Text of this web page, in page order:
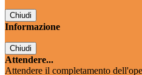
Chiudi
Informazione
Chiudi
Attendere...
Attendere il completamento